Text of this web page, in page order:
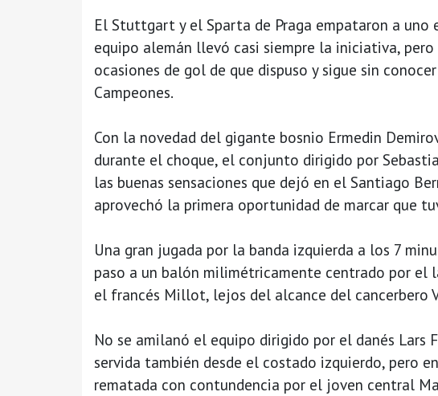
El Stuttgart y el Sparta de Praga empataron a
equipo alemán llevó casi siempre la iniciativa,
ocasiones de gol de que dispuso y sigue sin
Campeones.
Con la novedad del gigante bosnio Ermedin
durante el choque, el conjunto dirigido por
las buenas sensaciones que dejó en el Santiago
aprovechó la primera oportunidad de marcar que
Una gran jugada por la banda izquierda a los 7
paso a un balón milimétricamente centrado por el
el francés Millot, lejos del alcance del cancerbero
No se amilanó el equipo dirigido por el danés Lars
servida también desde el costado izquierdo, pero
rematada con contundencia por el joven central